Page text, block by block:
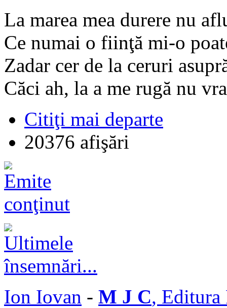
La marea mea durere nu
Ce numai o fiinţă mi-o
Zadar cer de la ceruri
Căci ah, la a me rugă nu
Citiţi mai departe
20376 afişări
Ion Iovan - M J C, Editura